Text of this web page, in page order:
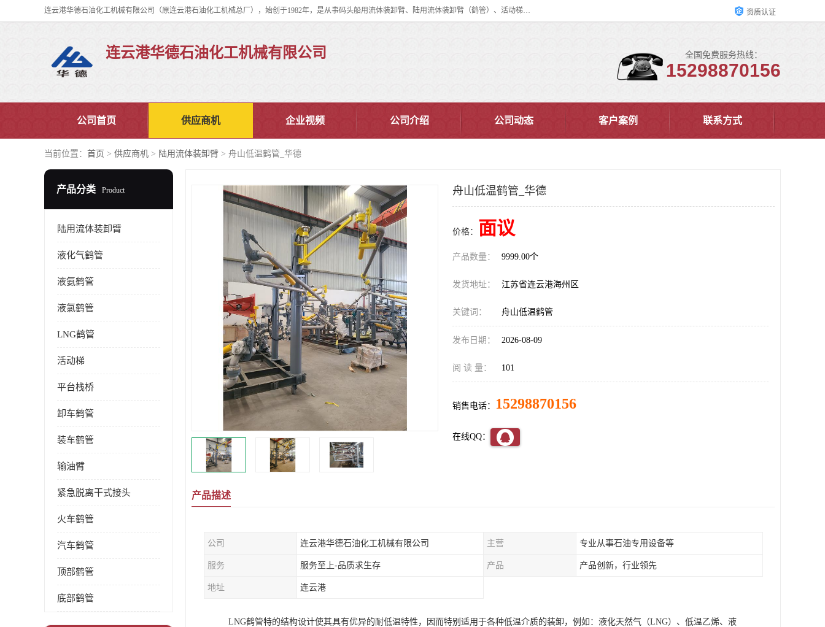
连云港华德石油化工机械有限公司（原连云港石油化工机械总厂），始创于1982年，是从事码头船用流体装卸臂、陆用流体装卸臂（鹤管）、活动梯、钢构平台、定量装车系统等全系列流体装卸设备的设计、制造、销售以及服务的专业供应商。 资质认证
连云港华德石油化工机械有限公司 全国免费服务热线：
15298870156
公司首页 供应商机 企业视频 公司介绍 公司动态 客户案例 联系方式
当前位置： 首页 > 供应商机 > 陆用流体装卸臂 > 舟山低温鹤管_华德
产品分类 Product
陆用流体装卸臂
液化气鹤管
液氨鹤管
液氯鹤管
LNG鹤管
活动梯
平台栈桥
卸车鹤管
装车鹤管
输油臂
紧急脱离干式接头
火车鹤管
汽车鹤管
顶部鹤管
底部鹤管
舟山低温鹤管_华德
价格： 面议
产品数量： 9999.00个
发货地址： 江苏省连云港海州区
关键词： 舟山低温鹤管
发布日期： 2026-08-09
阅 读 量： 101
销售电话： 15298870156
在线QQ：
产品描述
公司 连云港华德石油化工机械有限公司 主营 专业从事石油专用设备等
服务 服务至上-品质求生存 产品 产品创新，行业领先
地址 连云港
LNG鹤管特的结构设计使其具有优异的耐低温特性，因而特别适用于各种低温介质的装卸，例如：液化天然气（LNG）、低温乙烯、液